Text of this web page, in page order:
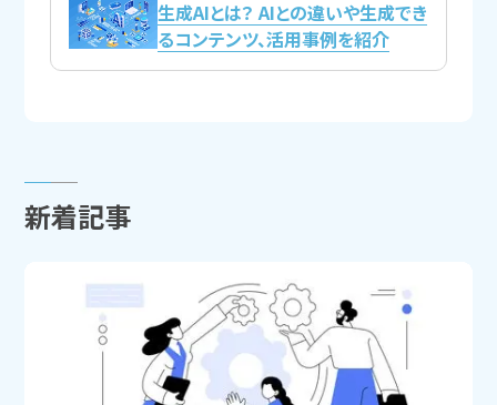
生成AIとは？ AIとの違いや生成でき
るコンテンツ、活用事例を紹介
新着記事